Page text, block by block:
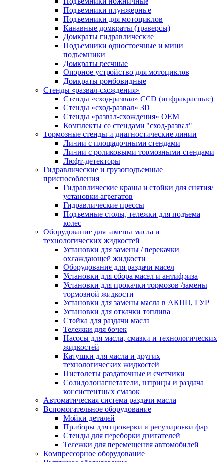
Подъемники плунжерные
Подъемники для мотоциклов
Канавные домкраты (траверсы)
Домкраты гидравлические
Подъемники одностоечные и мини
подъемники
Домкраты реечные
Опорное устройство для мотоциклов
Домкраты ромбовидные
Стенды «развал-схождения»
Стенды «сход-развал» CCD (инфракрасные)
Стенды «сход-развал» 3D
Стенды «развал-схождения» ОЕМ
Комплекты со стендами "сход-развал"
Тормозные стенды и диагностические линии
Линии с площадочными стендами
Линии с роликовыми тормозными стендами
Люфт-детекторы
Гидравлические и грузоподъемные
приспособления
Гидравлические краны и стойки для снятия/
установки агрегатов
Гидравлические прессы
Подъемные столы, тележки для подъема
колес
Оборудование для замены масла и
технологических жидкостей
Установки для замены / перекачки
охлаждающей жидкости
Оборудование для раздачи масел
Установки для сбора масел и антифриза
Установки для прокачки тормозов /замены
тормозной жидкости
Установки для замены масла в АКПП, ГУР
Установки для откачки топлива
Стойка для раздачи масла
Тележки для бочек
Насосы для масла, смазки и технологических
жидкостей
Катушки для масла и других
технологических жидкостей
Пистолеты раздаточные и счетчики
Солидолонагнетатели, шприцы и раздача
консистентных смазок
Автоматическая система раздачи масла
Вспомогательное оборудование
Мойки деталей
Приборы для проверки и регулировки фар
Стенды для переборки двигателей
Тележки для перемещения автомобилей
Компрессорное оборудование